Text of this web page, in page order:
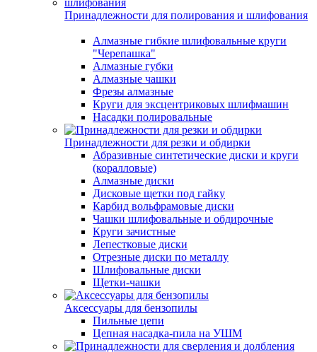
Принадлежности для полирования и шлифования
Алмазные гибкие шлифовальные круги
"Черепашка"
Алмазные губки
Алмазные чашки
Фрезы алмазные
Круги для эксцентриковых шлифмашин
Насадки полировальные
Принадлежности для резки и обдирки
Абразивные синтетические диски и круги
(коралловые)
Алмазные диски
Дисковые щетки под гайку
Карбид вольфрамовые диски
Чашки шлифовальные и обдирочные
Круги зачистные
Лепестковые диски
Отрезные диски по металлу
Шлифовальные диски
Щетки-чашки
Аксессуары для бензопилы
Пильные цепи
Цепная насадка-пила на УШМ